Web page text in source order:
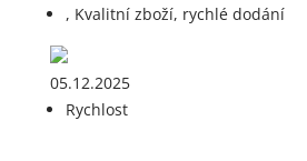
, Kvalitní zboží, rychlé dodání
05.12.2025
Rychlost